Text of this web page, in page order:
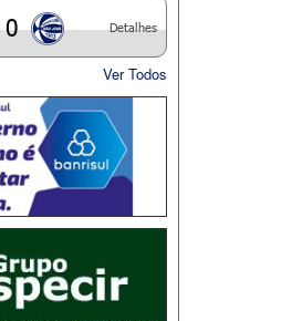
0 Detalhes
Ver Todos